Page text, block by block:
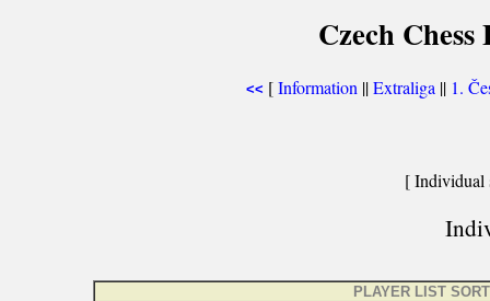
Czech
<< [Information ||Extraliga || 1.
[ Individual
PLAYER LIST